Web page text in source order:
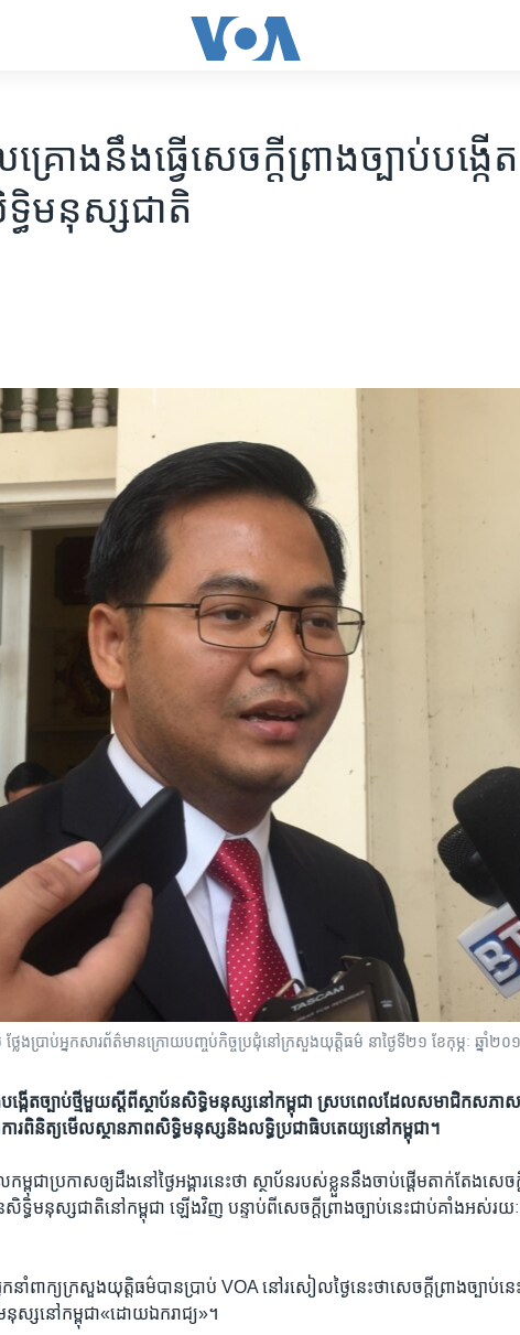
គ្រោង​នឹង​ធ្វើ​សេចក្ដី​ព្រាង​ច្បាប់​បង្កើត​
ធិ​មនុស្ស​ជាតិ
ង​ប្រាប់​អ្នកសារព័ត៌មាន​ក្រោយ​បញ្ចប់​កិច្ច​ប្រជុំ​​នៅ​ក្រសួង​យុត្តិធម៌ នាថ្ងៃ​ទី​២១​ ខែ​កុម្ភៈ ឆ្នាំ​២០
បង្កើត​ច្បាប់​ថ្មី​មួយ​ស្តីពី​ស្ថាប័ន​សិទ្ធិ​មនុស្ស​នៅ​កម្ពុជា ស្រប​ពេល​ដែល​សមាជិក​សភា​ស
ារ​ពិនិត្យ​មើល​ស្ថាន​ភាព​សិទ្ធិ​មនុស្ស​និង​លទ្ធិ​ប្រជាធិបតេយ្យ​នៅ​កម្ពុជា។
កម្ពុជា​ប្រកាស​ឲ្យ​ដឹង​នៅ​ថ្ងៃ​អង្គារ​នេះ​ថា ស្ថាប័ន​របស់​ខ្លួន​នឹង​ចាប់​ផ្ដើម​តាក់​តែង​សេចក្
ន​សិទ្ធិ​មនុស្ស​ជាតិ​នៅ​កម្ពុជា​ ឡើងវិញ បន្ទាប់​ពី​សេចក្ដី​ព្រាង​ច្បាប់​នេះ​ជាប់​គាំង​អស់​រយ
ាំពាក្យ​ក្រសួងយុត្តិធម៌​បានប្រាប់​ VOA ​នៅ​រសៀល​ថ្ងៃ​នេះ​ថាសេចក្ដី​ព្រាង​ច្បាប់​ន
នុស្ស​នៅ​កម្ពុជា«​ដោយ​ឯក​រាជ្យ»។